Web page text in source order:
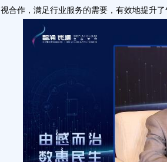
视合作，满足行业服务的需要，有效地提升